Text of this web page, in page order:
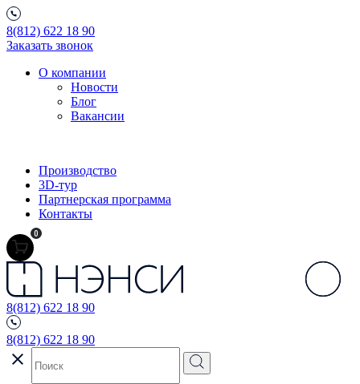
8(812) 622 18 90
Заказать звонок
О компании
Новости
Блог
Вакансии
Производство
3D-тур
Партнерская программа
Контакты
0
8(812) 622 18 90
8(812) 622 18 90